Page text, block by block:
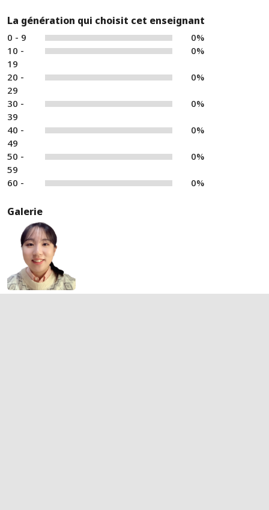
La génération qui choisit cet enseignant
0 - 9
0%
10 -
19
0%
20 -
29
0%
30 -
39
0%
40 -
49
0%
50 -
59
0%
60 - 0%
Galerie